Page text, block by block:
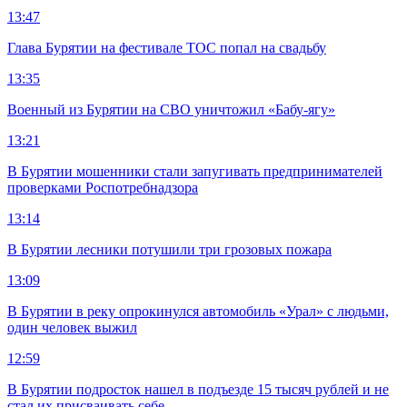
13:47
Глава Бурятии на фестивале ТОС попал на свадьбу
13:35
Военный из Бурятии на СВО уничтожил «Бабу-ягу»
13:21
В Бурятии мошенники стали запугивать предпринимателей
проверками Роспотребнадзора
13:14
В Бурятии лесники потушили три грозовых пожара
13:09
В Бурятии в реку опрокинулся автомобиль «Урал» с людьми,
один человек выжил
12:59
В Бурятии подросток нашел в подъезде 15 тысяч рублей и не